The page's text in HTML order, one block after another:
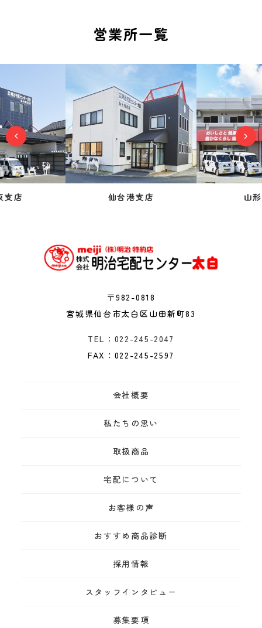
営業所一覧
支店 仙台港支店 山
〒982-0818
宮城県仙台市太白区山田新町83
TEL：022-245-2047
FAX：022-245-2597
会社概要
私たちの思い
取扱商品
宅配について
お客様の声
おすすめ商品診断
採用情報
スタッフインタビュー
募集要項